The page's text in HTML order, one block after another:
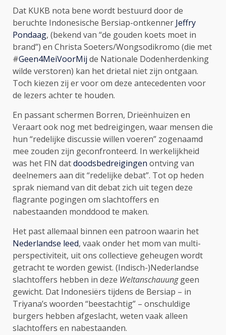
Dat KUKB nota bene wordt bestuurd door de
beruchte Indonesische Bersiap-ontkenner Jeffry
Pondaag, (bekend van “de gouden koets moet in
brand”) en Christa Soeters/Wongsodikromo (die met
#Geen4MeiVoorMij de Nationale Dodenherdenking
wilde verstoren) kan het drietal niet zijn ontgaan.
Toch kiezen zij er voor om deze antecedenten voor
de lezers achter te houden.
En passant schermen Borren, Drieënhuizen en
Veraart ook nog met bedreigingen, waar mensen die
hun “redelijke discussie willen voeren” zogenaamd
mee zouden zijn geconfronteerd. In werkelijkheid
was het FIN datdoodsbedreigingen ontving van
deelnemers aan dit “redelijke debat”. Tot op heden
sprak niemand van dit debat zich uit tegen deze
flagrante pogingen om slachtoffers en
nabestaanden monddood te maken.
Het past allemaal binnen een patroon waarin het
Nederlandse leed, vaak onder het mom van multi-
perspectiviteit, uit ons collectieve geheugen wordt
getracht te worden gewist. (Indisch-)Nederlandse
slachtoffers hebben in deze Weltanschauunggeen
gewicht. Dat Indonesiërs tijdens de Bersiap – in
Triyana’s woorden “beestachtig” – onschuldige
burgers hebben afgeslacht, weten vaak alleen
slachtoffers en nabestaanden.